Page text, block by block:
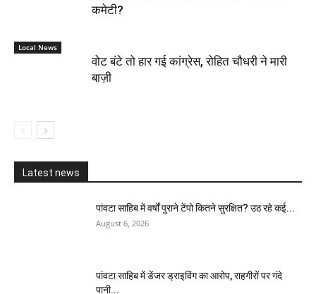
कमेटी?
Local News
वोट बंटे तो हार गई कांग्रेस, रोहित चौधरी ने मारी
बाज़ी
Latest news
पांवटा साहिब में वर्षों पुराने टेंपो कितने सुरक्षित? उठ रहे कई...
August 6, 2026
पांवटा साहिब में डेंजर ड्राइविंग का आरोप, राहगीरों पर गंदे
पानी...